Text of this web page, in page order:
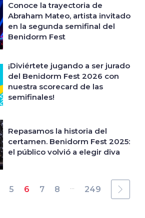
Conoce la trayectoria de
Abraham Mateo, artista invitado
en la segunda semifinal del
Benidorm Fest
¡Diviértete jugando a ser jurado
del Benidorm Fest 2026 con
nuestra scorecard de las
semifinales!
Repasamos la historia del
certamen. Benidorm Fest 2025:
el público volvió a elegir diva
5 6 7 8 ... 249